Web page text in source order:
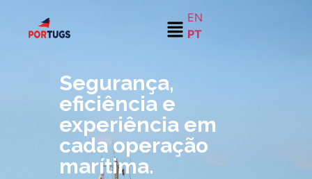
EN
PT
Segurança,
eficiência e
experiência em
cada operação
marítima.